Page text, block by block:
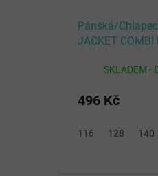
Pánská/
JACKET COMBI
SKLADEM -
496 Kč
116 128 140